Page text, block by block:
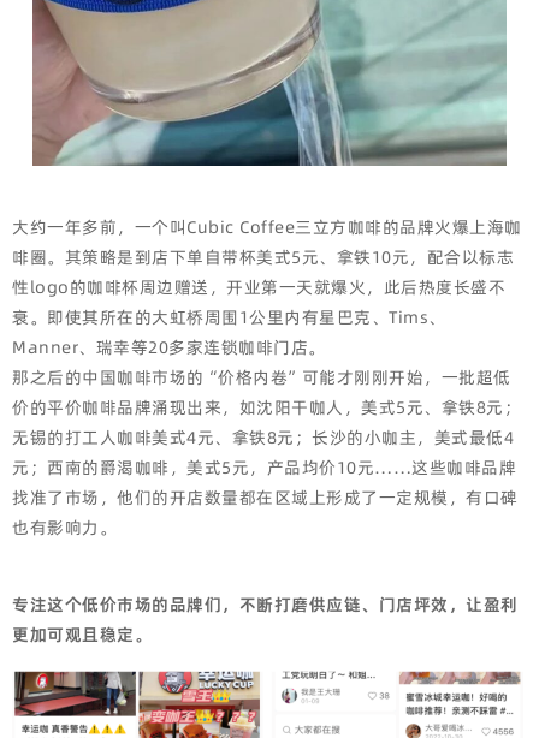
大约一年多前，一个叫Cubic Coffee三立方咖啡的品牌火爆上海咖
啡圈。其策略是到店下单自带杯美式5元、拿铁10元，配合以标志
性logo的咖啡杯周边赠送，开业第一天就爆火，此后热度长盛不
衰。即使其所在的大虹桥周围1公里内有星巴克、Tims、
Manner、瑞幸等20多家连锁咖啡门店。
那之后的中国咖啡市场的“价格内卷”可能才刚刚开始，一批超低
价的平价咖啡品牌涌现出来，如沈阳干咖人，美式5元、拿铁8元；
无锡的打工人咖啡美式4元、拿铁8元；长沙的小咖主，美式最低4
元；西南的爵渴咖啡，美式5元，产品均价10元……这些咖啡品牌
找准了市场，他们的开店数量都在区域上形成了一定规模，有口碑
也有影响力。
专注这个低价市场的品牌们，不断打磨供应链、门店坪效，让盈利
更加可观且稳定。